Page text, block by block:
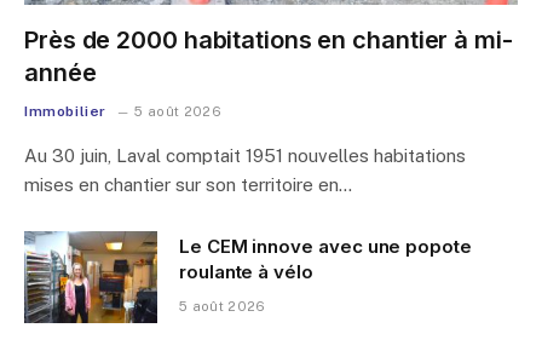
Près de 2000 habitations en chantier à mi-
année
Immobilier 5 août 2026
Au 30 juin, Laval comptait 1951 nouvelles habitations
mises en chantier sur son territoire en…
Le CEM innove avec une popote
roulante à vélo
5 août 2026